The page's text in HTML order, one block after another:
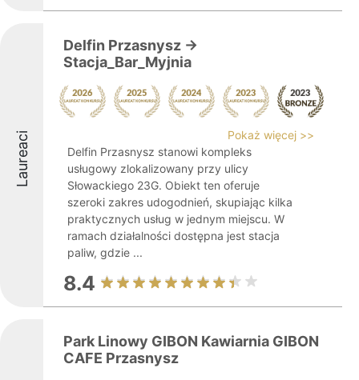
Laureaci
Delfin Przasnysz ->
Stacja_Bar_Myjnia
Pokaż więcej >>
Delfin Przasnysz stanowi kompleks
usługowy zlokalizowany przy ulicy
Słowackiego 23G. Obiekt ten oferuje
szeroki zakres udogodnień, skupiając kilka
praktycznych usług w jednym miejscu. W
ramach działalności dostępna jest stacja
paliw, gdzie ...
8.4
Park Linowy GIBON Kawiarnia GIBON
CAFE Przasnysz